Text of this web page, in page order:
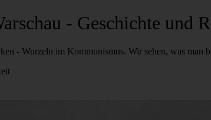
- Geschichte und
- Wurzeln im Kommunismus. Wir sehen, was